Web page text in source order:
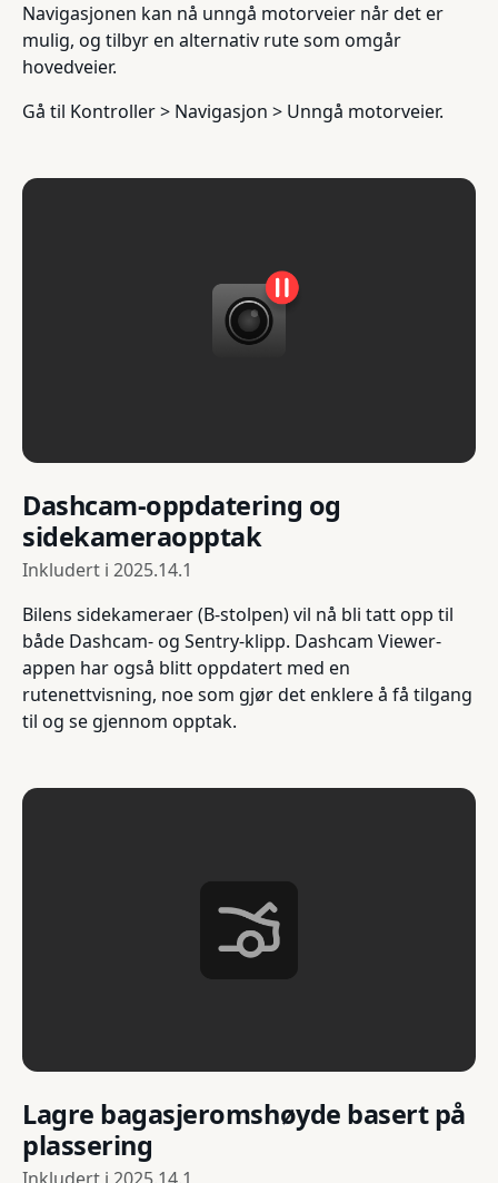
Navigasjonen kan nå unngå motorveier når det er
mulig, og tilbyr en alternativ rute som omgår
hovedveier.
Gå til Kontroller > Navigasjon > Unngå motorveier.
Dashcam-oppdatering og
sidekameraopptak
Inkludert i 2025.14.1
Bilens sidekameraer (B-stolpen) vil nå bli tatt opp til
både Dashcam- og Sentry-klipp. Dashcam Viewer-
appen har også blitt oppdatert med en
rutenettvisning, noe som gjør det enklere å få tilgang
til og se gjennom opptak.
Lagre bagasjeromshøyde basert på
plassering